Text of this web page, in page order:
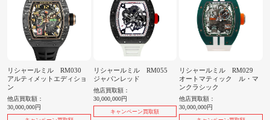
リシャールミル RM030
アルティメットエディショ
ン
他店買取額：
30,000,000円
リシャールミル RM055
ジャパンレッド
他店買取額：
30,000,000円
キャンペーン買取額
リシャールミル RM029
オートマティック ル・マ
ンクラシック
他店買取額：
30,000,000円